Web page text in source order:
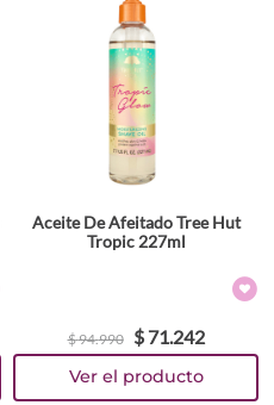
Aceite De Afeitado Tree Hut
Tropic 227ml
$94.990 $ 71.242